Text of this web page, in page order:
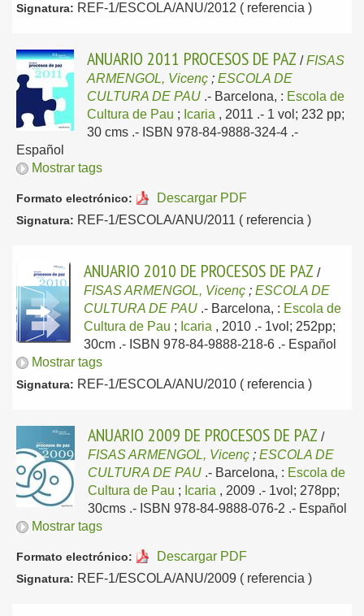
Signatura: REF-1/ESCOLA/ANU/2012 ( referencia )
ANUARIO 2011 PROCESOS DE PAZ /FISAS
ARMENGOL, Vicenç ; ESCOLA DE
CULTURA DE PAU .- Barcelona, : Escola de
Cultura de Pau ; Icaria , 2011 .- 1 vol; 232 pp;
30 cms .- ISBN 978-84-9888-324-4 .-
Español
Mostrar tags
Formato electrónico: Descargar PDF
Signatura: REF-1/ESCOLA/ANU/2011 ( referencia )
ANUARIO 2010 DE PROCESOS DE PAZ /
FISAS ARMENGOL, Vicenç ; ESCOLA DE
CULTURA DE PAU .- Barcelona, : Escola de
Cultura de Pau ; Icaria , 2010 .- 1vol; 252pp;
30cm .- ISBN 978-84-9888-218-6 .- Español
Mostrar tags
Signatura: REF-1/ESCOLA/ANU/2010 ( referencia )
ANUARIO 2009 DE PROCESOS DE PAZ /
FISAS ARMENGOL, Vicenç ; ESCOLA DE
CULTURA DE PAU .- Barcelona, : Escola de
Cultura de Pau ; Icaria , 2009 .- 1vol; 278pp;
30cms .- ISBN 978-84-9888-076-2 .- Español
Mostrar tags
Formato electrónico: Descargar PDF
Signatura: REF-1/ESCOLA/ANU/2009 ( referencia )